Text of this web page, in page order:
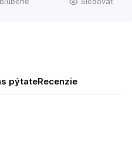
pýtateRecenzie